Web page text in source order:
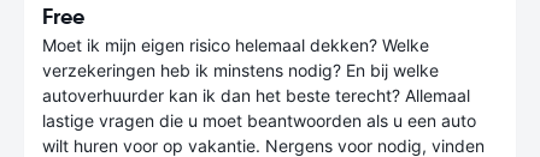
Free
Moet ik mijn eigen risico helemaal dekken? Welke
verzekeringen heb ik minstens nodig? En bij welke
autoverhuurder kan ik dan het beste terecht? Allemaal
lastige vragen die u moet beantwoorden als u een auto
wilt huren voor op vakantie. Nergens voor nodig, vinden